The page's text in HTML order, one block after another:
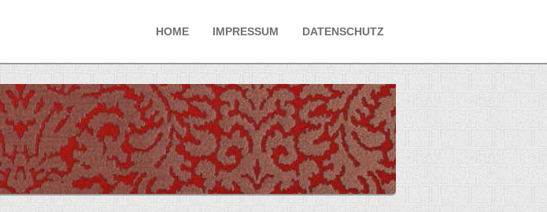
HOME IMPRESSUM DATENSCHUTZ